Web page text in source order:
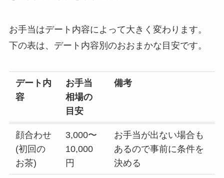
お手当はデート内容によって大きく変わります。
下の表は、デート内容別のおおまかな目安です。
デート内
容
お手当
相場の
目安
備考
顔合わせ
(初回の
お茶)
3,000〜
10,000
円
お手当が出ない場合も
あるので事前に条件を
決める